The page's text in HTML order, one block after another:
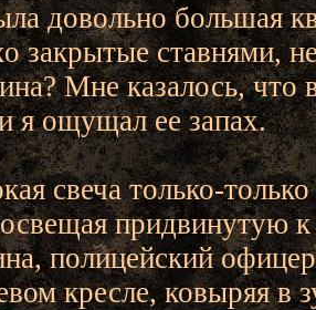
довольно большая
закрытые ставнями,
Мне казалось, что
я ощущал ее запах.
свеча только-
придвинутую
полицейский
кресле, ковыряя в